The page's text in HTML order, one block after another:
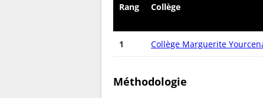
Rang Collège
1 Collège Marguerite
Méthodologie